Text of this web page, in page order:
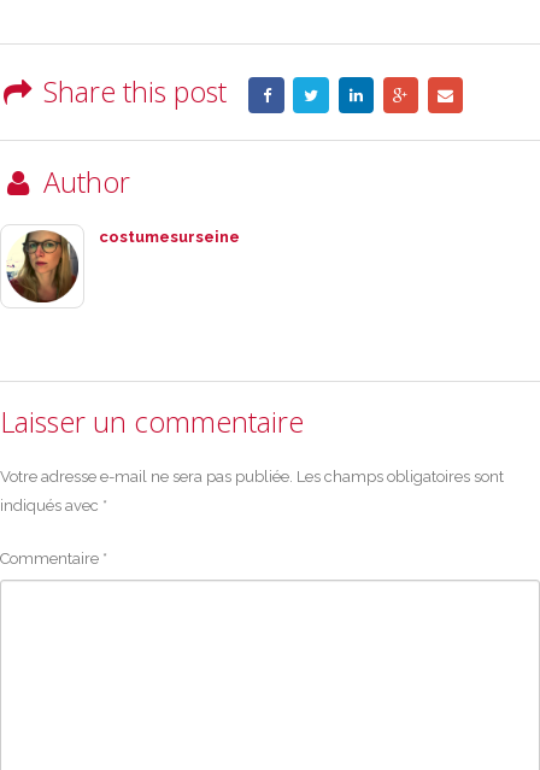
Share this post
Author
costumesurseine
Laisser un commentaire
Votre adresse e-mail ne sera pas publiée. Les champs obligatoires sont
indiqués avec *
Commentaire *